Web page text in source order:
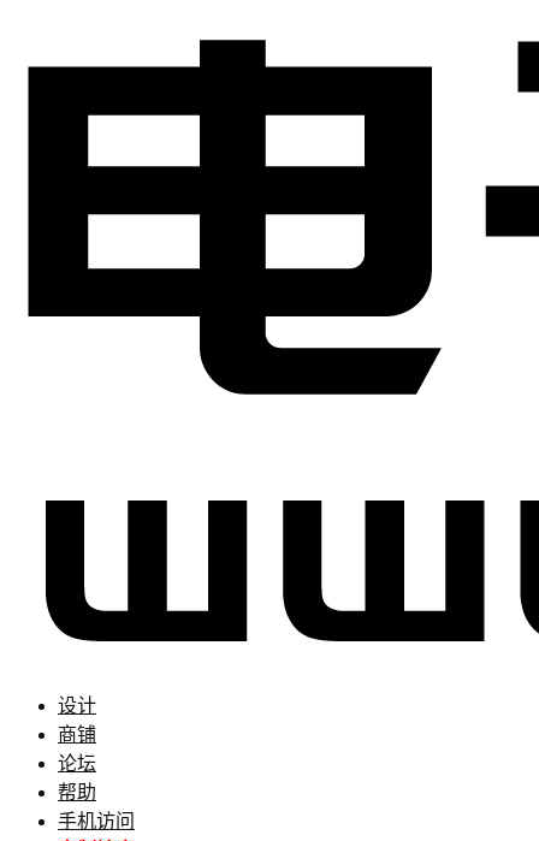
设计
商铺
论坛
帮助
手机访问